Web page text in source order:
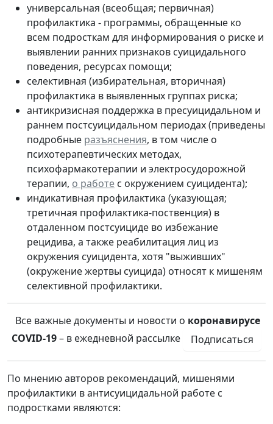
универсальная (всеобщая; первичная)
профилактика - программы, обращенные ко
всем подросткам для информирования о риске и
выявлении ранних признаков суицидального
поведения, ресурсах помощи;
селективная (избирательная, вторичная)
профилактика в выявленных группах риска;
антикризисная поддержка в пресуицидальном и
раннем постсуицидальном периодах (приведены
подробные разъяснения, в том числе о
психотерапевтических методах,
психофармакотерапии и электросудорожной
терапии, о работе с окружением суицидента);
индикативная профилактика (указующая;
третичная профилактика-поственция) в
отдаленном постсуициде во избежание
рецидива, а также реабилитация лиц из
окружения суицидента, хотя "выживших"
(окружение жертвы суицида) относят к мишеням
селективной профилактики.
Все важные документы и новости о коронавирусе
COVID-19– в ежедневной рассылке Подписаться
По мнению авторов рекомендаций, мишенями
профилактики в антисуицидальной работе с
подростками являются: